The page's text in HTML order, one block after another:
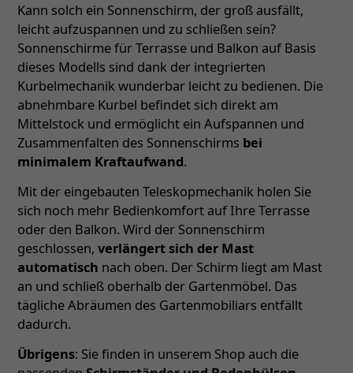
Kann solch ein Sonnenschirm, der groß ausfällt,
leicht aufzuspannen und zu schließen sein?
Sonnenschirme für Terrasse und Balkon auf Basis
dieses Modells sind dank der integrierten
Kurbelmechanik wunderbar leicht zu bedienen. Die
abnehmbare Kurbel befindet sich direkt am
Mittelstock und ermöglicht ein Aufspannen und
Zusammenfalten des Sonnenschirms bei
minimalem Kraftaufwand.
Mit der eingebauten Teleskopmechanik holen Sie
sich noch mehr Bedienkomfort auf Ihre Terrasse
oder den Balkon. Wird der Sonnenschirm
geschlossen, verlängert sich der Mast
automatisch nach oben. Der Schirm liegt am Mast
an und schließ oberhalb der Gartenmöbel. Das
tägliche Abräumen des Gartenmobiliars entfällt
dadurch.
Übrigens: Sie finden in unserem Shop auch die